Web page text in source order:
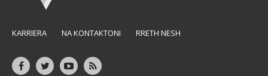
KARRIERA NA KONTAKTONI RRETH NESH